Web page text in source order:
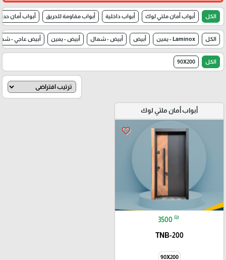
الكل أبواب أمان ملتي لوك أبواب داخلية أبواب مقاومة للحريق أبواب أمان
الكل Laminox - يمين أبيض أبيض - شمال أبيض - يمين أبيض عاجي -
الكل 90X200
أبواب أمان ملتي لوك
favorite_border
3500 ₪
TNB-200
90X200